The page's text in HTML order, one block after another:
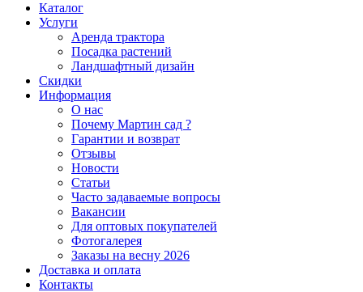
Каталог
Услуги
Аренда трактора
Посадка растений
Ландшафтный дизайн
Скидки
Информация
О нас
Почему Мартин сад ?
Гарантии и возврат
Отзывы
Новости
Статьи
Часто задаваемые вопросы
Вакансии
Для оптовых покупателей
Фотогалерея
Заказы на весну 2026
Доставка и оплата
Контакты